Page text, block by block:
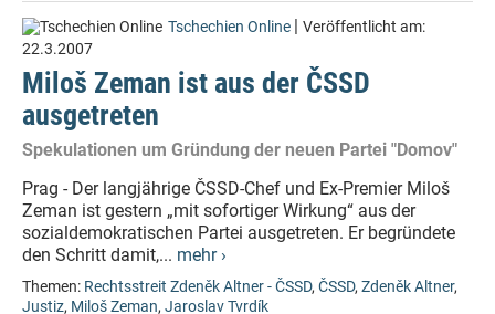
Tschechien Online | Veröffentlicht am:
22.3.2007
Miloš Zeman ist aus der ČSSD
ausgetreten
Spekulationen um Gründung der neuen Partei "Domov"
Prag - Der langjährige ČSSD-Chef und Ex-Premier Miloš
Zeman ist gestern „mit sofortiger Wirkung“ aus der
sozialdemokratischen Partei ausgetreten. Er begründete
den Schritt damit,... mehr ›
Themen: Rechtsstreit Zdeněk Altner - ČSSD, ČSSD, Zdeněk Altner,
Justiz, Miloš Zeman, Jaroslav Tvrdík